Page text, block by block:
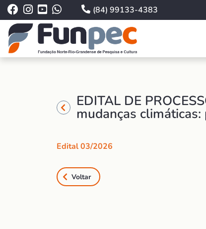
(84) 99133-4383
EDITAL DE
mudanças
Edital 03/2026
Voltar